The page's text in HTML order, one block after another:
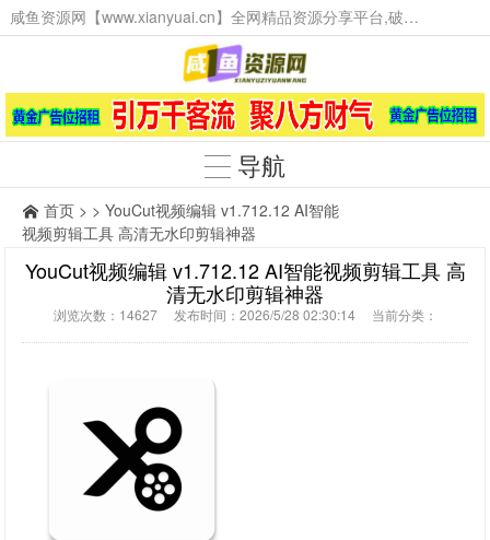
咸鱼资源网【www.xianyuai.cn】全网精品资源分享平台,破解软件,技术源码,火爆项目,工具辅助,这里无所不有。
导航
首页 > > YouCut视频编辑 v1.712.12 AI智能
视频剪辑工具 高清无水印剪辑神器
YouCut视频编辑 v1.712.12 AI智能视频剪辑工具 高
清无水印剪辑神器
浏览次数：14627 发布时间：2026/5/28 02:30:14 当前分类：